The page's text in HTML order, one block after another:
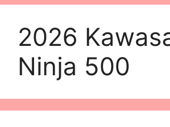
2026
Ninja 500